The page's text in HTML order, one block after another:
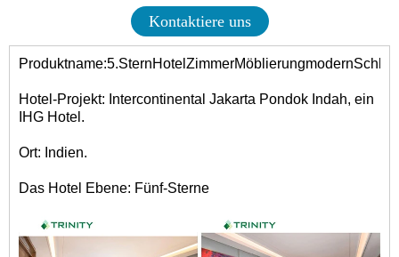
Kontaktiere uns
Produktname:5.SternHotel ZimmerMöblierungmodern
Hotel-Projekt: Intercontinental Jakarta Pondok Indah, ein
IHG Hotel.
Ort: Indien.
Das Hotel Ebene: Fünf-Sterne